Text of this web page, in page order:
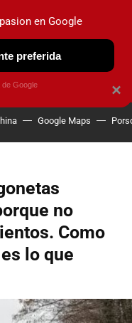
OBSERVATORIO
Google Maps
no
Como
lo que
×
en Google
preferida
Google